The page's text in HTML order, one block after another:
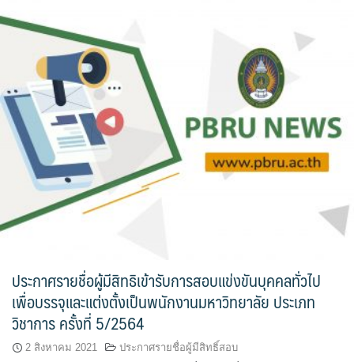
ประกาศรายชื่อผู้มีสิทธิเข้ารับการสอบแข่งขันบุคคลทั่วไป
เพื่อบรรจุและแต่งตั้งเป็นพนักงานมหาวิทยาลัย ประเภท
วิชาการ ครั้งที่ 5/2564
2 สิงหาคม 2021 ประกาศรายชื่อผู้มีสิทธิ์สอบ